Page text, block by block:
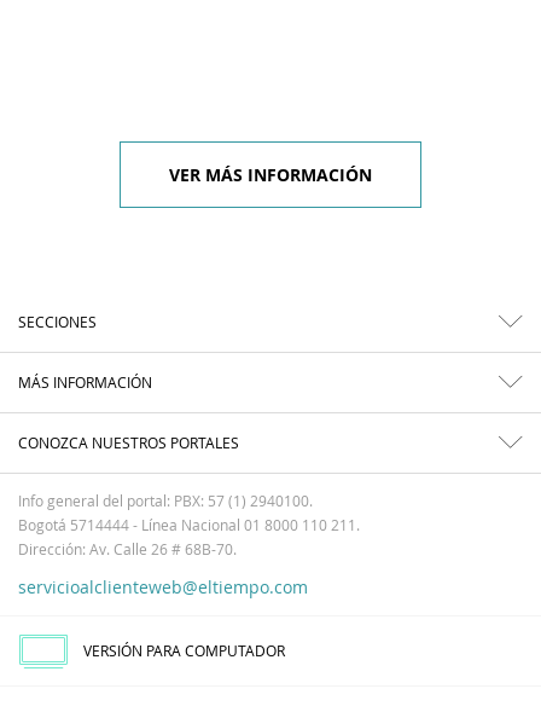
VER MÁS INFORMACIÓN
SECCIONES
MÁS INFORMACIÓN
CONOZCA NUESTROS PORTALES
Info general del portal: PBX: 57 (1) 2940100.
Bogotá 5714444 - Línea Nacional 01 8000 110 211.
Dirección: Av. Calle 26 # 68B-70.
servicioalclienteweb@eltiempo.com
VERSIÓN PARA COMPUTADOR